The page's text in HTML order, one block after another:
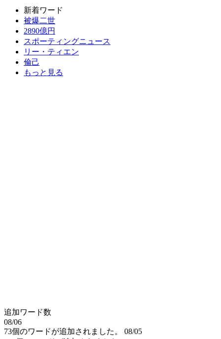
新着ワード
被爆二世
2890億円
スポーティングニュース
リー・ティエン
倫己
もっと見る
追加ワード数
08/06
73個のワードが追加されました。
08/05